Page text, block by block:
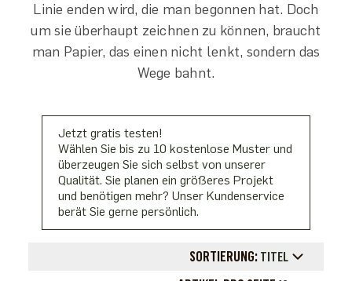
Linie enden wird, die man begonnen hat. Doch
um sie überhaupt zeichnen zu können, braucht
man Papier, das einen nicht lenkt, sondern das
Wege bahnt.
Jetzt gratis testen!
Wählen Sie bis zu 10 kostenlose Muster und
überzeugen Sie sich selbst von unserer
Qualität. Sie planen ein größeres Projekt
und benötigen mehr? Unser Kundenservice
berät Sie gerne persönlich.
SORTIERUNG: TITEL